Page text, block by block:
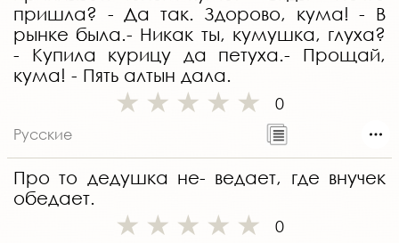
пришла? - Да так. Здорово, кума! - В
рынке была.- Никак ты, кумушка, глуха?
- Купила курицу да петуха.- Прощай,
кума! - Пять алтын дала.
0
Русские
Про то дедушка не- ведает, где внучек
обедает.
0